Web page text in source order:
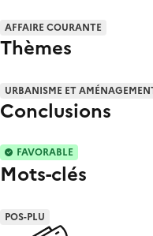
AFFAIRE COURANTE
Thèmes
URBANISME ET
Conclusions
FAVORABLE
Mots-clés
POS-PLU